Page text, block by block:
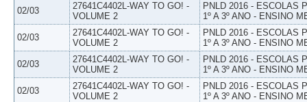
02/03
27641C4402L-WAY TO GO! -
VOLUME 2
PNLD 2016 - ESCOLAS
1º A 3º ANO - ENSINO
02/03
27641C4402L-WAY TO GO! -
VOLUME 2
PNLD 2016 - ESCOLAS
1º A 3º ANO - ENSINO
02/03
27641C4402L-WAY TO GO! -
VOLUME 2
PNLD 2016 - ESCOLAS
1º A 3º ANO - ENSINO
02/03
27641C4402L-WAY TO GO! -
VOLUME 2
PNLD 2016 - ESCOLAS
1º A 3º ANO - ENSINO